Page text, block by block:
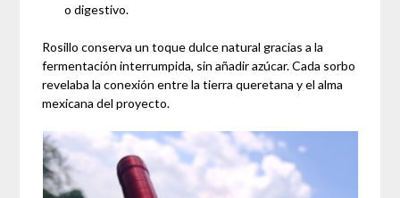
o digestivo.
Rosillo conserva un toque dulce natural gracias a la
fermentación interrumpida, sin añadir azúcar. Cada sorbo
revelaba la conexión entre la tierra queretana y el alma
mexicana del proyecto.